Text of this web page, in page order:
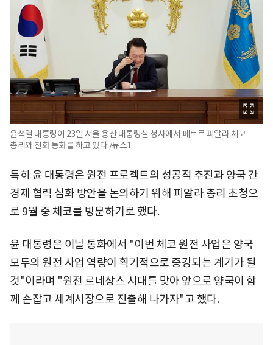
윤석열 대통령이 23일 서울 용산 대통령실 청사에서 페트르 피알라 체코
총리와 전화 통화를 하고 있다./뉴스1
특히 윤 대통령은 원전 프로젝트의 성공적 추진과 양국 간
경제 협력 심화 방안을 논의하기 위해 피알라 총리 초청으
로 9월 중 체코를 방문하기로 했다.
윤 대통령은 이날 통화에서 "이번 체코 원전 사업은 양국
모두의 원전 사업 역량이 획기적으로 증강되는 계기가 될
것"이라며 "원전 르네상스 시대를 맞아 앞으로 양국이 함
께 손잡고 세계시장으로 진출해 나가자"고 했다.